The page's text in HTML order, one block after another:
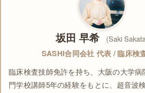
坂田 早希 (Saki
SASHI合同会社 代表 / 臨床検
臨床検査技師免許を持ち、大阪の大学病
門学校講師5年の経験をもとに、超音波